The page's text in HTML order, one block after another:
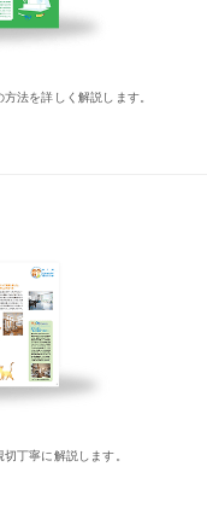
法を詳しく解説します。
丁寧に解説します。